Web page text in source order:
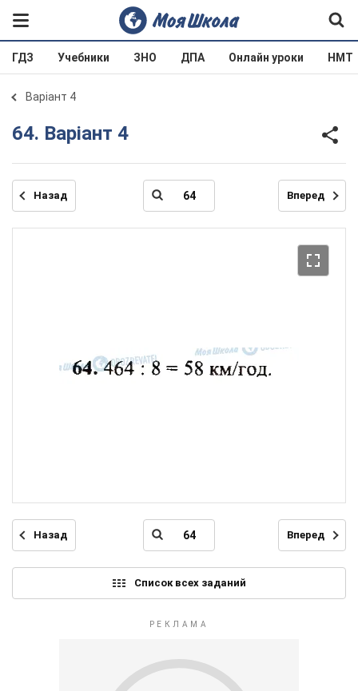
ГДЗ Учебники ЗНО ДПА Онлайн уроки НМТ
Варіант 4
64. Варіант 4
Назад Вперед
Назад Вперед
Список всех заданий